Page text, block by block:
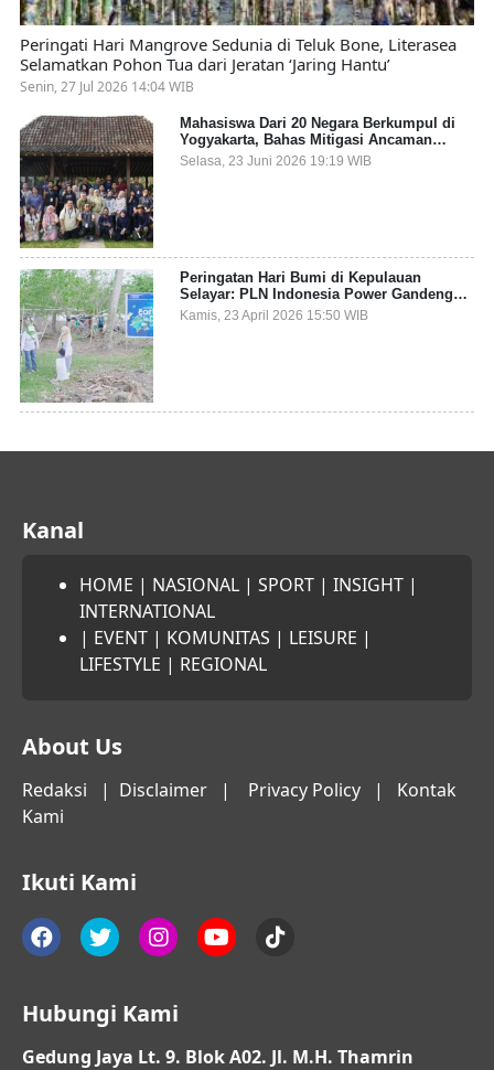
Peringati Hari Mangrove Sedunia di Teluk Bone, Literasea
Selamatkan Pohon Tua dari Jeratan ‘Jaring Hantu’
Senin, 27 Jul 2026 14:04 WIB
Mahasiswa Dari 20 Negara Berkumpul di
Yogyakarta, Bahas Mitigasi Ancaman
Kesehatan Global
Selasa, 23 Juni 2026 19:19 WIB
Peringatan Hari Bumi di Kepulauan
Selayar: PLN Indonesia Power Gandeng
Pemda dan Komunitas, Giatkan Restorasi
Mangrove
Kamis, 23 April 2026 15:50 WIB
Kanal
HOME | NASIONAL | SPORT | INSIGHT |
INTERNATIONAL
| EVENT | KOMUNITAS | LEISURE |
LIFESTYLE | REGIONAL
About Us
Redaksi | Disclaimer | Privacy Policy | Kontak
Kami
Ikuti Kami
Hubungi Kami
Gedung Jaya Lt. 9. Blok A02. Jl. M.H. Thamrin